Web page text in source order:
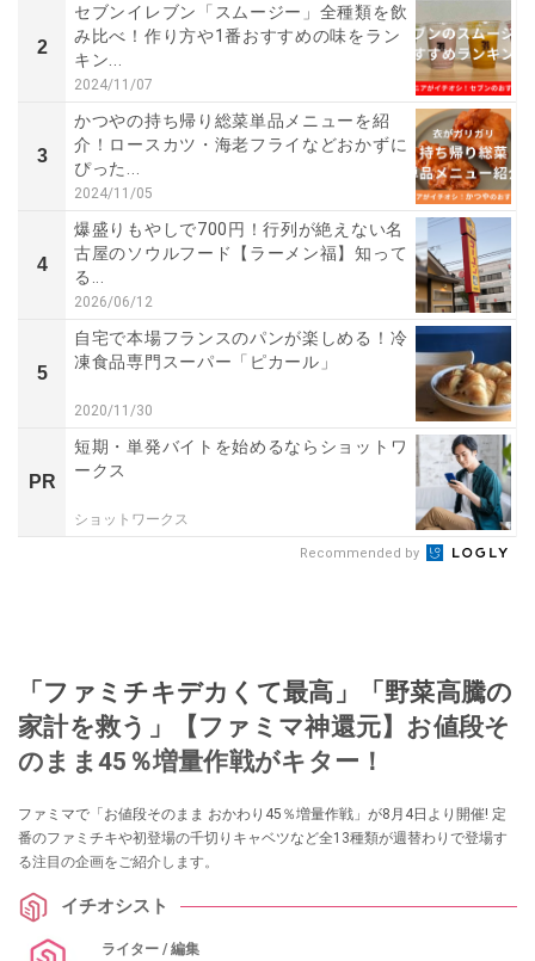
2
セブンイレブン「スムージー」全種類を飲
み比べ！作り方や1番おすすめの味をラン
キン...
2024/11/07
3
かつやの持ち帰り総菜単品メニューを紹
介！ロースカツ・海老フライなどおかずに
ぴった...
2024/11/05
4
爆盛りもやしで700円！行列が絶えない名
古屋のソウルフード【ラーメン福】知って
る...
2026/06/12
5
自宅で本場フランスのパンが楽しめる！冷
凍食品専門スーパー「ピカール」
2020/11/30
PR
短期・単発バイトを始めるならショットワ
ークス
ショットワークス
Recommended by
「ファミチキデカくて最高」「野菜高騰の
家計を救う」【ファミマ神還元】お値段そ
のまま45％増量作戦がキター！
ファミマで「お値段そのまま おかわり45％増量作戦」が8月4日より開催! 定
番のファミチキや初登場の千切りキャベツなど全13種類が週替わりで登場す
る注目の企画をご紹介します。
イチオシスト
ライター / 編集